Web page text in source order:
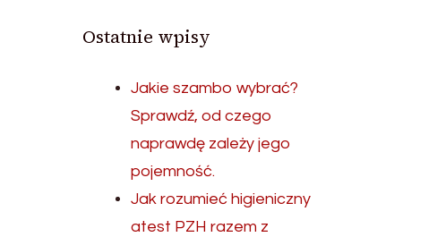
Ostatnie wpisy
Jakie szambo wybrać?
Sprawdź, od czego
naprawdę zależy jego
pojemność.
Jak rozumieć higieniczny
atest PZH razem z